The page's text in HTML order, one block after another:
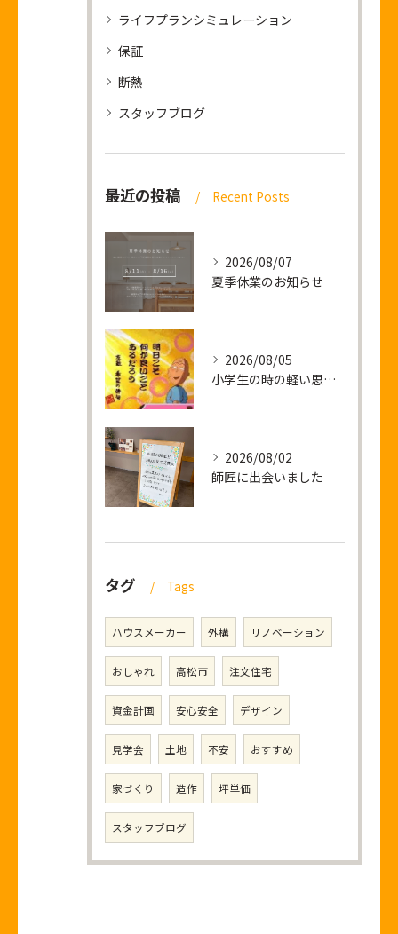
ライフプランシミュレーション
保証
断熱
スタッフブログ
最近の投稿 Recent Posts
2026/08/07
夏季休業のお知らせ
2026/08/05
小学生の時の軽い思い出話し
2026/08/02
師匠に出会いました
タグ Tags
ハウスメーカー 外構 リノベーション
おしゃれ 高松市 注文住宅
資金計画 安心安全 デザイン
見学会 土地 不安 おすすめ
家づくり 造作 坪単価
スタッフブログ